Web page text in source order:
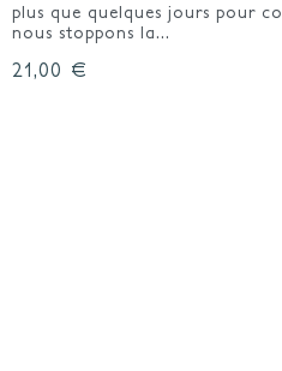
plus que quelques jours pour
nous stoppons la...
PRIX
21,00 €